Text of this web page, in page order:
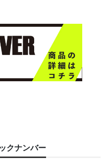
クナンバー